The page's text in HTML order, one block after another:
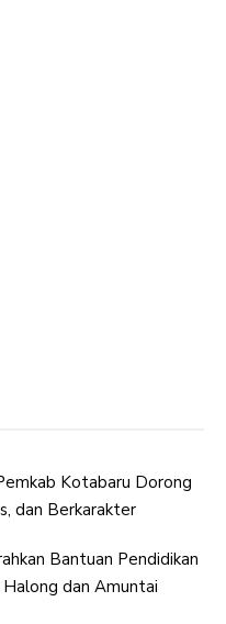
Kotabaru Dorong
dan Berkarakter
Bantuan Pendidikan
dan Amuntai